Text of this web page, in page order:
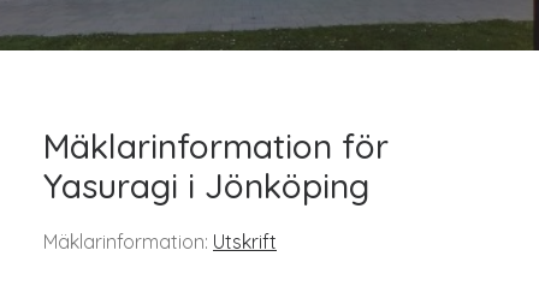
Mäklarinformation för
Yasuragi i Jönköping
Mäklarinformation: Utskrift